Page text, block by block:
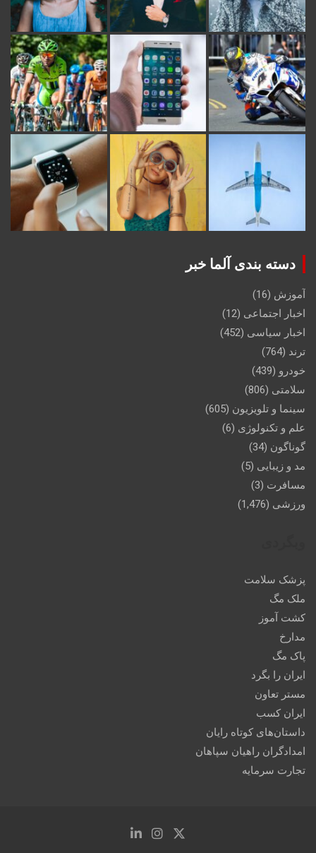
دسته بندی آلما خبر
آموزش (16)
اخبار اجتماعی (12)
اخبار سیاسی (452)
ترند (764)
خودرو (439)
سلامتی (806)
سینما و تلویزیون (605)
علم و تکنولوژی (6)
گوناگون (34)
مد و زیبایی (5)
مسافرت (3)
ورزشی (1,476)
پزشک سلامت
ملک مگ
کشت آموز
مدارخ
پاک مگ
ایران را بگرد
مستر تعاون
ایران کسب
داستان‌های کوتاه رایان
امدادگران راهیان سپاهان
تجارت سرمایه